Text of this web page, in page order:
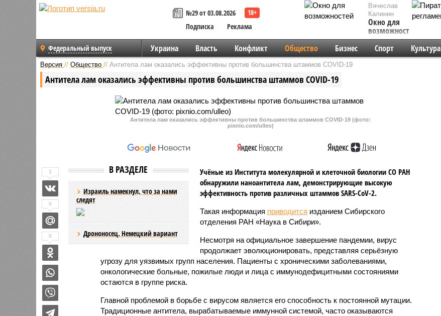
№29 от 03.08.2026
Подписка
Реклама
Вячеслав
Калинин
Окно для
возможностей
Федеральный выпуск Украина Власть Конфликт Общество Бизнес Спорт Культура
Версия // Общество // Антитела лам оказались эффективны против большинства штаммов COVID-19
Антитела лам оказались эффективны против большинства штаммов COVID-19
Антитела лам оказались эффективны против большинства штаммов COVID-19 (фото:
pixnio.com/ulleo)
В РАЗДЕЛЕ
Израиль намекнул, что за нами
следят
Дрононосец. Немецкий вариант
Учёные из Института молекулярной и клеточной биологии СО РАН
обнаружили наноантитела лам, демонстрирующие высокую
эффективность против различных штаммов SARS-CoV-2.
Такая информация приводится изданием Сибирского
отделения РАН «Наука в Сибири».
Несмотря на официальное завершение пандемии, вирус
продолжает эволюционировать, представляя серьёзную
угрозу для уязвимых групп населения. Пациенты с хроническими заболеваниями,
онкологические больные, пожилые люди и лица с иммунодефицитными состояниями
остаются в группе риска.
Главной проблемой в борьбе с вирусом является его способность к постоянной мутации.
Традиционные антитела, вырабатываемые иммунной системой, часто оказываются
1
0
0